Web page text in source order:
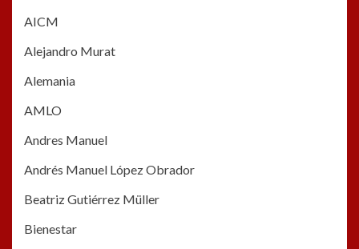
AICM
Alejandro Murat
Alemania
AMLO
Andres Manuel
Andrés Manuel López Obrador
Beatriz Gutiérrez Müller
Bienestar